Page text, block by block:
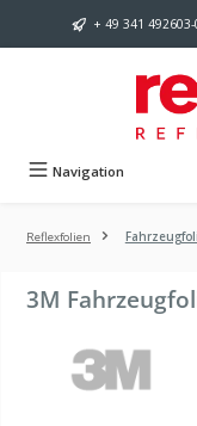
Zum Hauptinhalt springen
+ 49 341
Navigation
Reflexfolien
3M